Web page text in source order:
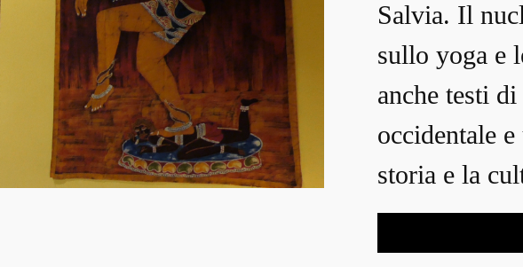
Salvia. Il
sullo yoga e
anche testi
occidentale
storia e la